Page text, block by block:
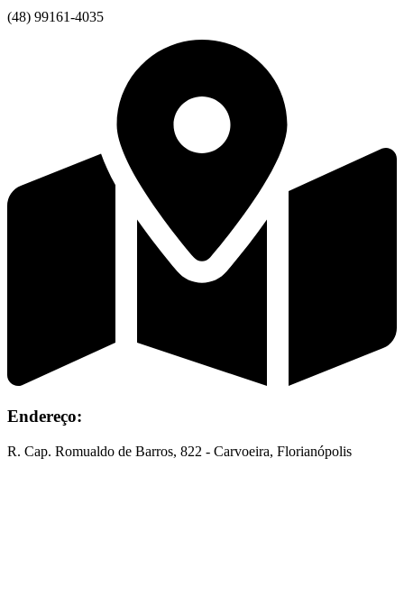
(48) 99161-4035
Endereço:
R. Cap. Romualdo de Barros, 822 - Carvoeira, Florianópolis